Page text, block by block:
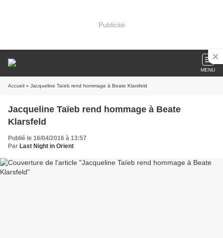
Publicité
MENU
Accueil » Jacqueline Taïeb rend hommage à Beate Klarsfeld
Jacqueline Taïeb rend hommage à Beate
Klarsfeld
Publié le 16/04/2016 à 13:57
Par Last Night in Orient